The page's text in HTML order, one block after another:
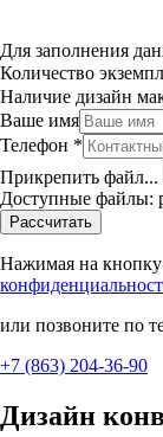
Для заполнения
Количество
Наличие дизайн
Ваше имя
Телефон *
Прикрепить файл...
Доступные файлы:
Рассчитать
Нажимая на кнопку
или позвоните по
+7 (863) 204-36-90
Дизайн